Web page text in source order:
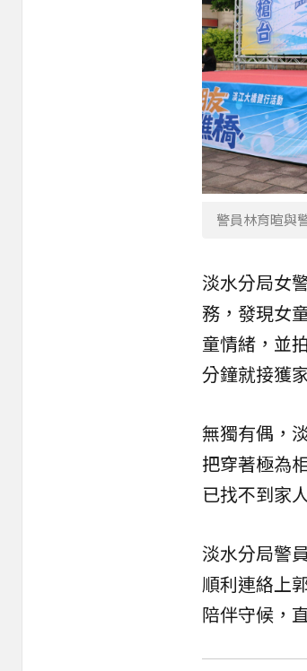
警員林育暄與
淡水分局女
務，發現女
童情緒，並
分鐘就接獲
無獨有偶，
把穿著極為
已找不到家
淡水分局警
順利連絡上
陪伴守候，